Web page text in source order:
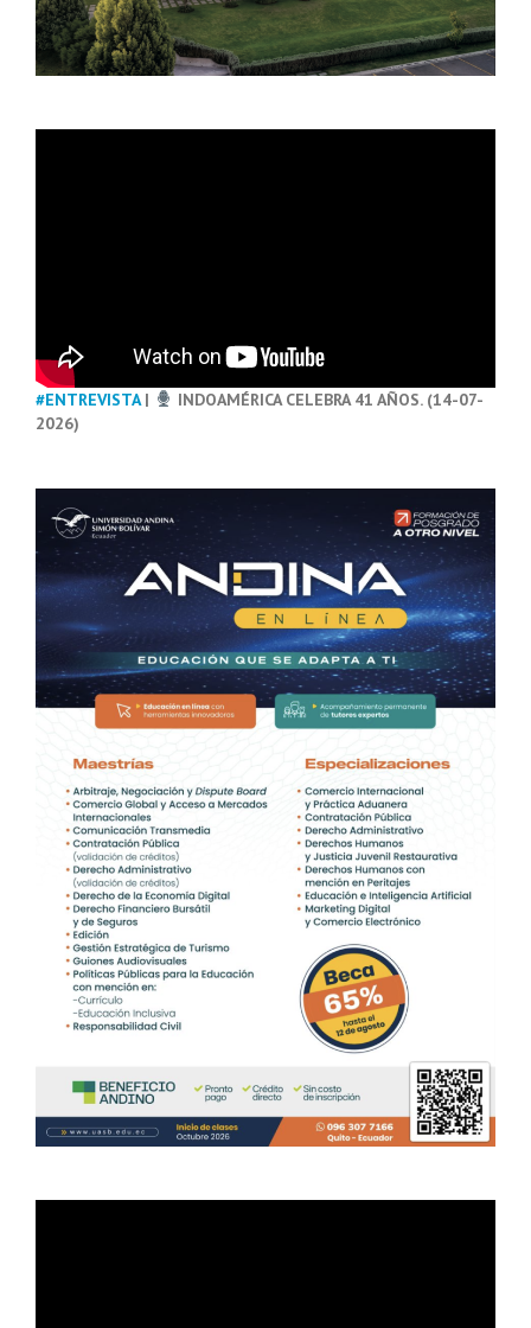
#ENTREVISTA|
INDOAMÉRICA CELEBRA 41 AÑOS. (14-07-
2026)